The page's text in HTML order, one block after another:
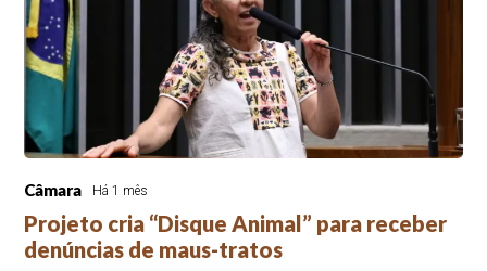
Câmara Há 1 mês
Projeto cria “Disque Animal” para receber
denúncias de maus-tratos